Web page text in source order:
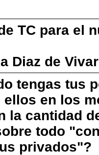
TC para el
Diaz de Vivar
tengas tus
ellos en los
la cantidad
todo